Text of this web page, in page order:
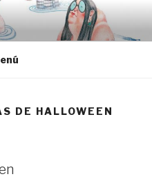
DE HALLOWEEN